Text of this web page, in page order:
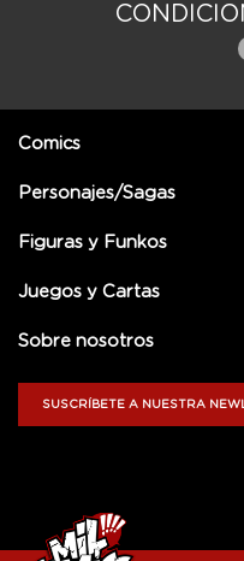
Comics
Personajes/Sagas
Figuras y Funkos
Juegos y Cartas
Sobre nosotros
SUSCRÍBETE A NUESTRA